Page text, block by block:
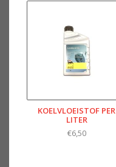
KOELVLOEISTOF PER
LITER
€6,50